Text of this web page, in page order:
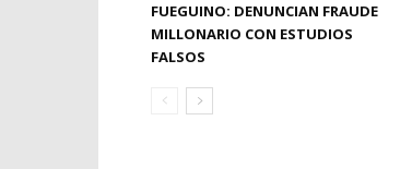
FUEGUINO: DENUNCIAN FRAUDE
MILLONARIO CON ESTUDIOS
FALSOS